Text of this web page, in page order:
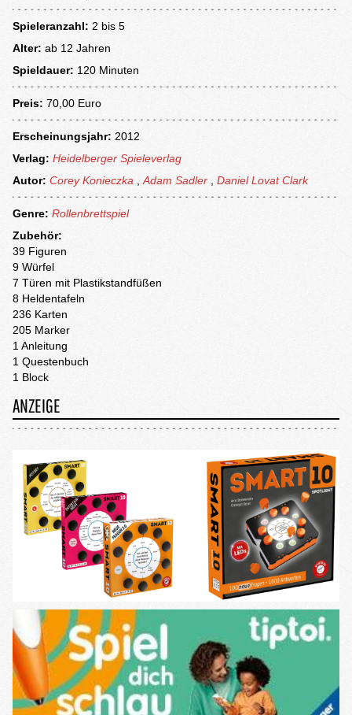
Spieleranzahl: 2 bis 5
Alter: ab 12 Jahren
Spieldauer: 120 Minuten
Preis: 70,00 Euro
Erscheinungsjahr: 2012
Verlag: Heidelberger Spieleverlag
Autor: Corey Konieczka Adam Sadler Daniel Lovat Clark
Genre: Rollenbrettspiel
Zubehör:
39 Figuren
9 Würfel
7 Türen mit Plastikstandfüßen
8 Heldentafeln
236 Karten
205 Marker
1 Anleitung
1 Questenbuch
1 Block
ANZEIGE